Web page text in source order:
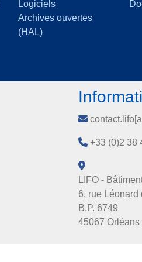
Logiciels
Archives ouvertes
(HAL)
+33 (0)2 38
LIFO -
6, rue Léonard
B.P. 6749
45067